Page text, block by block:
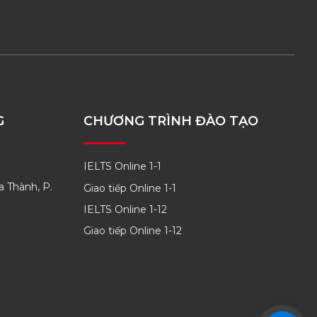
Thành, P.
CHƯƠNG TRÌNH ĐÀO TẠO
IELTS Online 1-1
Giao tiếp Online 1-1
IELTS Online 1-12
Giao tiếp Online 1-12